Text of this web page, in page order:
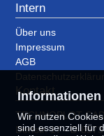
Wir nutzen
sind essenziell für
Intern
Über uns
Impressum
AGB
Kontakt
TECHNOPLOT
Dorfstr. 17 - D-